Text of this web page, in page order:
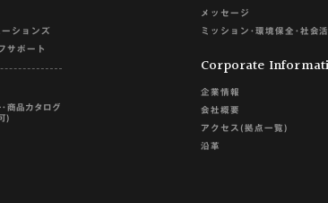
ションズ
サポート
･商品カタログ
)
メッセージ
ミッション･環境保全･社会
Corporate
企業情報
会社概要
アクセス(拠点一覧)
沿革